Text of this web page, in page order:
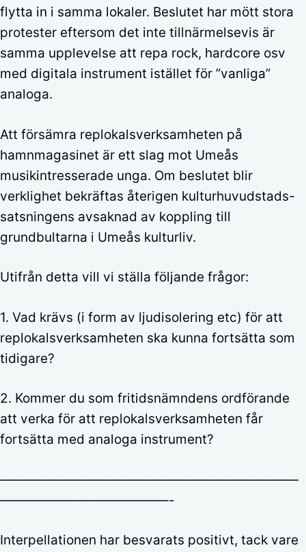
flytta in i samma lokaler. Beslutet har mött stora
protester eftersom det inte tillnärmelsevis är
samma upplevelse att repa rock, hardcore osv
med digitala instrument istället för ”vanliga”
analoga.
Att försämra replokalsverksamheten på
hamnmagasinet är ett slag mot Umeås
musikintresserade unga. Om beslutet blir
verklighet bekräftas återigen kulturhuvudstads-
satsningens avsaknad av koppling till
grundbultarna i Umeås kulturliv.
Utifrån detta vill vi ställa följande frågor:
1. Vad krävs (i form av ljudisolering etc) för att
replokalsverksamheten ska kunna fortsätta som
tidigare?
2. Kommer du som fritidsnämndens ordförande
att verka för att replokalsverksamheten får
fortsätta med analoga instrument?
———————————————————————
—————————————-
Interpellationen har besvarats positivt, tack vare